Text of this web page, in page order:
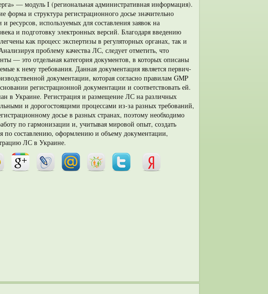
— модуль I (региональная административная информация).
форма и структура регистрационного досье значительно
ресурсов, используемых для составле­ния заявок на
и подготовку электронных версий. Благодаря введению
как процесс экспертизы в регуляторных органах, так и
проблему качества ЛС, следует отметить, что
— это отдельная категория документов, в которых описаны
к нему требования. Данная документация является первич­
документации, которая согласно прави­лам GMP
регистрационной документации и соответствовать ей.
в Украине. Регистрация и раз­мещение ЛС на различных
и дорогостоящими процессами из-за разных требований,
досье в разных странах, поэтому необходимо
по гармонизации и, учитывая мировой опыт, создать
по составлению, оформлению и объему документации,
ЛС в Украине.